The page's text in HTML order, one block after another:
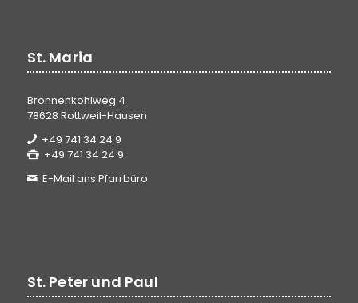
St. Maria
Bronnenkohlweg 4
78628 Rottweil-Hausen
+49 741 34 24 9
+49 741 34 24 9
E-Mail ans Pfarrbüro
St. Peter und Paul